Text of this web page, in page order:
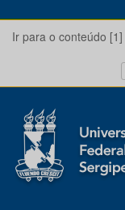
Ir para o conteúdo [1]